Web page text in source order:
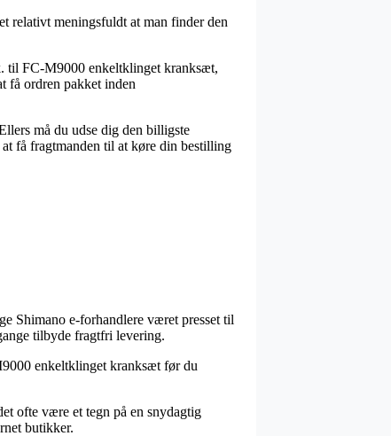
relativt meningsfuldt at man finder den
til FC-M9000 enkeltklinget kranksæt,
få ordren pakket inden
må du udse dig den billigste
få fragtmanden til at køre din bestilling
Shimano e-forhandlere været presset til
tilbyde fragtfri levering.
enkeltklinget kranksæt før du
ofte være et tegn på en snydagtig
butikker.